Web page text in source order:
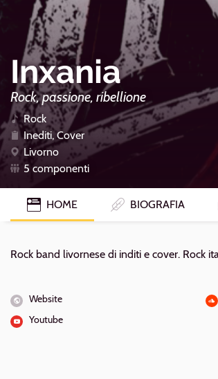
Inxania
Rock, passione, ribellione
Rock
Inediti, Cover
Livorno
5 componenti
HOME BIOGRAFIA
Biografia
Rock band livornese di inditi e cover. Rock
Website
Youtube